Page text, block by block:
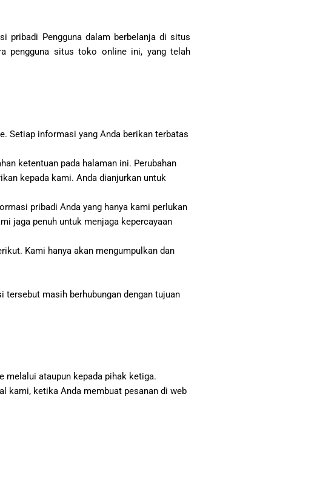
pribadi Pengguna dalam berbelanja di situs
pengguna situs toko online ini, yang telah
Setiap informasi yang Anda berikan terbatas
ketentuan pada halaman ini. Perubahan
kepada kami. Anda dianjurkan untuk
pribadi Anda yang hanya kami perlukan
jaga penuh untuk menjaga kepercayaan
Kami hanya akan mengumpulkan dan
masih berhubungan dengan tujuan
melalui ataupun kepada pihak ketiga.
kami, ketika Anda membuat pesanan di web